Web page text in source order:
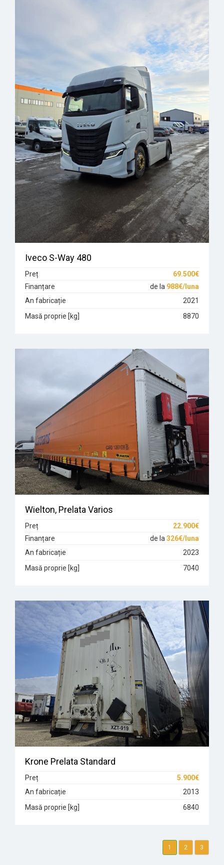
Iveco S-Way 480
Preț
69.500€
Finanțare
de la 988€/luna
An fabricație
2021
Masă proprie [kg]
8870
Wielton, Prelata Varios
Preț
22.900€
Finanțare
de la326€/luna
An fabricație
2023
Masă proprie [kg]
7040
Krone Prelata Standard
Preț
5.900€
An fabricație
2013
Masă proprie [kg]
6840
1 2 3